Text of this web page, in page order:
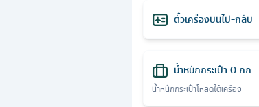
ตั๋วเครื่องบินไป-กลับ
น้ำหนักกระเป๋า 0 กก.
น้ำหนักกระเป๋าโหลดใต้เครื่อง